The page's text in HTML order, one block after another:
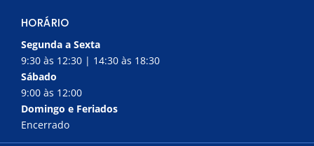
HORÁRIO
Segunda a Sexta
9:30 às 12:30 | 14:30 às 18:30
Sábado
9:00 às 12:00
Domingo e Feriados
Encerrado